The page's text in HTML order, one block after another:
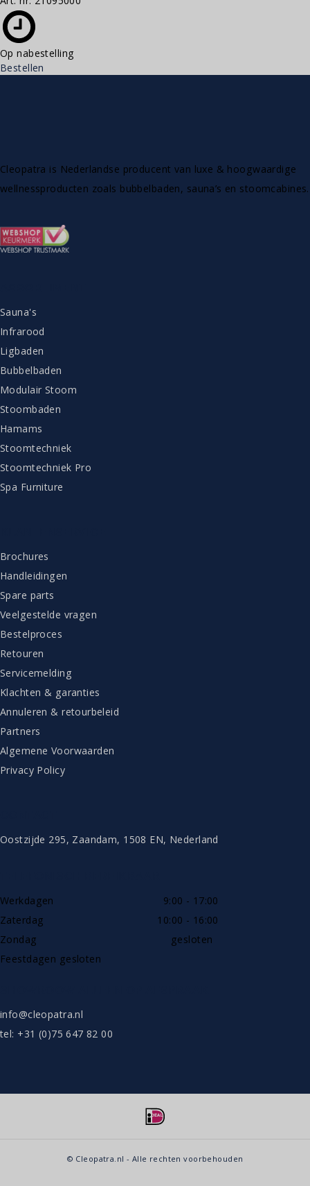
Op nabestelling
Bestellen
Cleopatra is Nederlandse producent van luxe & hoogwaardige
wellnessproducten zoals bubbelbaden, sauna’s en stoomcabines.
Sauna's
Infrarood
Ligbaden
Bubbelbaden
Modulair Stoom
Stoombaden
Hamams
Stoomtechniek
Stoomtechniek Pro
Spa Furniture
Brochures
Handleidingen
Spare parts
Veelgestelde vragen
Bestelproces
Retouren
Servicemelding
Klachten & garanties
Annuleren & retourbeleid
Partners
Algemene Voorwaarden
Privacy Policy
Oostzijde 295, Zaandam, 1508 EN, Nederland
Werkdagen
9:00 - 17:00
Zaterdag
10:00 - 16:00
Zondag
gesloten
Feestdagen gesloten
info@cleopatra.nl
tel: +31 (0)75 647 82 00
© Cleopatra.nl - Alle rechten voorbehouden